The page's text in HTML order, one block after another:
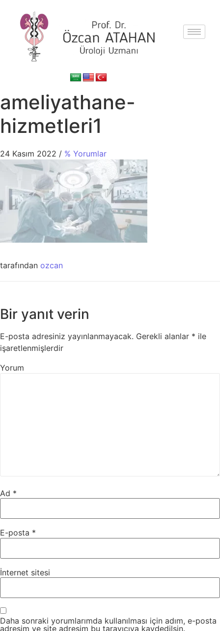
ameliyathane-
hizmetleri1
24 Kasım 2022 / % Yorumlar
tarafından ozcan
Bir yanıt verin
E-posta adresiniz yayınlanmayacak. Gerekli alanlar * ile
işaretlenmişlerdir
Yorum
Ad *
E-posta *
İnternet sitesi
Daha sonraki yorumlarımda kullanılması için adım, e-posta
adresim ve site adresim bu tarayıcıya kaydedilsin.